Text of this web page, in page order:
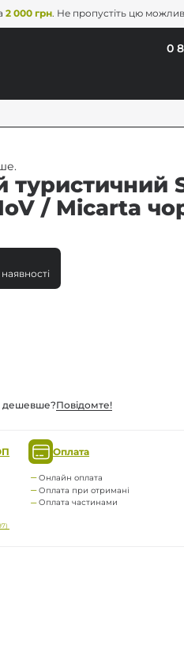
2 000 грн. Не пропустіть цю
0
туристичний
/ Micarta
дешевше?Повiдомте!
Оплата
Онлайн оплата
Оплата при отримані
Оплата частинами